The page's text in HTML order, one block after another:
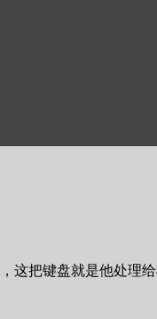
把键盘就是他处理